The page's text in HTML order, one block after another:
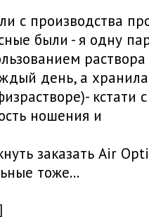
с производства
были - я одну
день, а
кстати
ношения и
заказать Air
тоже...